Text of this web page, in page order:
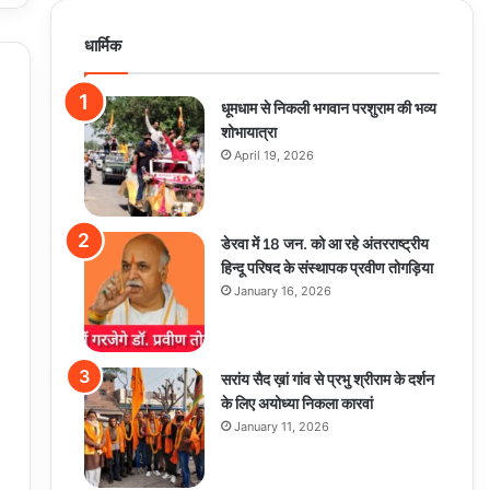
धार्मिक
धूमधाम से निकली भगवान परशुराम की भव्य
शोभायात्रा
April 19, 2026
डेरवा में 18 जन. को आ रहे अंतरराष्ट्रीय
हिन्दू परिषद के संस्थापक प्रवीण तोगड़िया
January 16, 2026
सरांय सैद ख़ां गांव से प्रभु श्रीराम के दर्शन
के लिए अयोध्या निकला कारवां
January 11, 2026